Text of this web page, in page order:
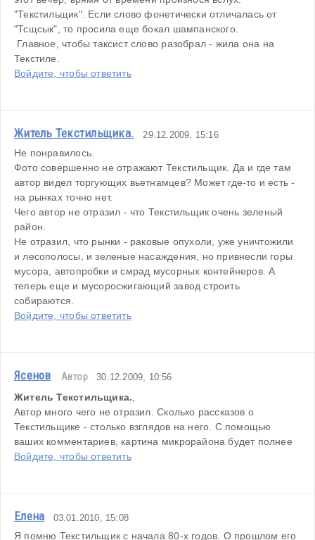
"Текстильщик". Если слово фонетически отличалась от
"Тсщсык", то просила еще бокал шампанского.
Текстиле.
Войдите, чтобы ответить
Житель Текстильщика. 29.12.2009, 15:16
Не понравилось.
Фото совершенно не отражают Текстильщик. Да и где там
автор видел торгующих вьетнамцев? Может где-то и есть -
на рынках точно нет.
Чего автор не отразил - что Текстильщик очень зеленый
район.
Не отразил, что рынки - раковые опухоли, уже уничтожили
и лесополосы, и зеленые насаждения, но привнесли горы
мусора, автопробки и смрад мусорных контейнеров. А
теперь еще и мусоросжигающий завод строить
собираются.
Войдите, чтобы ответить
Ясенов Автор 30.12.2009, 10:56
Житель Текстильщика.,
Автор много чего не отразил. Сколько рассказов о
Текстильщике - столько взглядов на него. С помощью
ваших комментариев, картина микрорайона будет полнее
Войдите, чтобы ответить
Елена 03.01.2010, 15:08
Я помню Текстильщик с начала 80-х годов. О прошлом его